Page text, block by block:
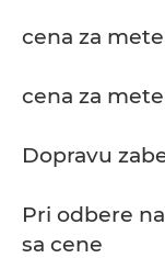
cena za
cena za
Dopravu
Pri odbere
sa cene